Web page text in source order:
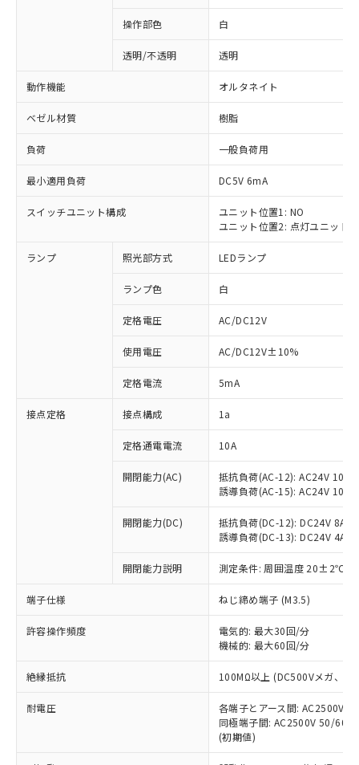
操作部色 白
透明/不透明 透明
動作機能 オルタネイト
ベゼル材質 樹脂
負荷 一般負荷用
最小適用負荷 DC5V 6mA
スイッチユニット構成
ユニット位置1: NO
ユニット位置2: 点灯ユニット
ランプ 照光部方式 LEDランプ
ランプ色 白
定格電圧 AC/DC12V
使用電圧 AC/DC12V±10%
定格電流 5mA
接点定格 接点構成 1a
定格通電電流 10A
開閉能力(AC)
抵抗負荷(AC-12): AC24V 10A/
誘導負荷(AC-15): AC24V
開閉能力(DC)
抵抗負荷(DC-12): DC24V 8A/
誘導負荷(DC-13): DC24V 4A/
開閉能力説明 測定条件: 周囲温度 20±2℃、
端子仕様 ねじ締め端子 (M3.5)
許容操作頻度
電気的: 最大30回/分
機械的: 最大60回/分
絶縁抵抗 100MΩ以上 (DC500Vメガ、点
耐電圧
各端子とアース間: AC2500V
同極端子間: AC2500V 50/
(初期値)
ご利用条件
以下の条件をお読みいただき、同意のうえ
ご利用ください。
本サービスは、当社制御機器事業取扱
商品の当社在庫状況および標準価格
(税抜)を提供させていただくもので
当社制御機器事業取扱商品の中には、
本サービスの対象外となる商品もある
ことをご了承ください。
在庫状況および標準価格照会結果は、
記載している更新日時点での社内デー
タに基づき作成されるものであり、閲
覧された時点での実際の在庫および標
準価格とは異なる場合があることをご
※1 対応状況
対応済み：EU RoHS指令（10物質）の
非含有に対応した製品が提供可能な商品で
対応予定：EU RoHS指令（10物質）の非含
有に対応した製品に切り替える予定のある
対応予定なし：EU RoHS指令（10物質）の
非含有に非対応の商品で、対応品を出す予
定はありません。
調査・確認中：EU RoHS指令（10物質）の
非含有の対応状況を調査中または確認中の
非該当品：ライセンス料など無形物で、有
害物質有無と関係のない商品です。
仕入先様の事情により、非含有部品として
いたものが、含有品と判明した場合などや
むを得ず変更することがあります。
鉛(Pb) 1000ppm以下、 水銀(Hg) 1000ppm以下、 カド
六価クロム(Cr(Ⅵ)) 1000ppm以下、ポリ臭化ビフェニル
類(PBB) 1000ppm以下、ポリ臭化ジフェニルエーテル類
(PBDE) 1000ppm以下、フタル酸ビス(2-エチルヘキシ
※1 中国RoHS○×表
「○」：最大均質材料含有率が中国RoHSの
基準値以下であることを示します。
「×」：最大均質材料含有率が中国RoHSの
基準値を超えていることを示します。
「－」：未確認です。当社販売部門へお問
い合わせください。
*中国RoHS10物質の基準値 (GB/T26572)：
Pb(鉛) :1000ppm、 Hg(水銀) : 1000ppm、 Cd(カドミウ
Cr(Ⅵ)(六価クロム) : 1000ppm、 PBBs(ポリ臭化ビフェ
当社は、これら貴社製品のうち、外国
為替および外国貿易法に定める商品
（以下｢規制貨物等」という）を輸出
国政府の輸出許可(または役務取引許
可)を取得するなどの必要な手続きを